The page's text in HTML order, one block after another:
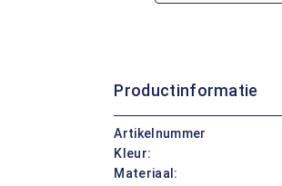
Productinformatie
Artikelnummer
Kleur:
Materiaal: